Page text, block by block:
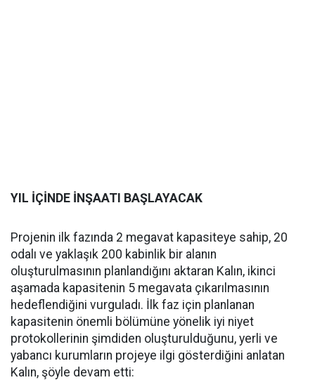
YIL İÇİNDE İNŞAATI BAŞLAYACAK
Projenin ilk fazında 2 megavat kapasiteye sahip, 20
odalı ve yaklaşık 200 kabinlik bir alanın
oluşturulmasının planlandığını aktaran Kalın, ikinci
aşamada kapasitenin 5 megavata çıkarılmasının
hedeflendiğini vurguladı. İlk faz için planlanan
kapasitenin önemli bölümüne yönelik iyi niyet
protokollerinin şimdiden oluşturulduğunu, yerli ve
yabancı kurumların projeye ilgi gösterdiğini anlatan
Kalın, şöyle devam etti: